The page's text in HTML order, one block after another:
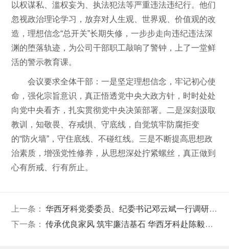
以权谋私、滥权妄为、执法犯法等严重违法违纪行。他们
忽视政治理论学习，放弃对人生观、世界观、价值观的改
造，理想信念“总开关”长期失修，一步步走向违纪违法深
渊的堕落轨迹，为公司干部职工敲响了警钟，上了一堂鲜
活的警示教育课。
会议要求全体干部：一是坚定理想信念，牢记初心使
命，强化宗旨意识，真正悟透党中央大政方针，时时处处
向党中央看齐，扎实贯彻党中央决策部署。二是深刻汲取
教训，知敬畏、存戒惧、守底线，自觉筑牢防腐拒变
的“防火墙”，守住底线、不碰红线。三是不断提高思想政
治素质，增强党性修养，从思想深处拧紧螺丝，真正做到
心有所戒、行有所止。
上一条：
华西牙科党委委员、纪委书记邓云斌一行调研汕头口腔医院
下一条：
传承优良家风 筑牢廉洁基石 华西牙科赴陈毅故里开展廉洁教育活动